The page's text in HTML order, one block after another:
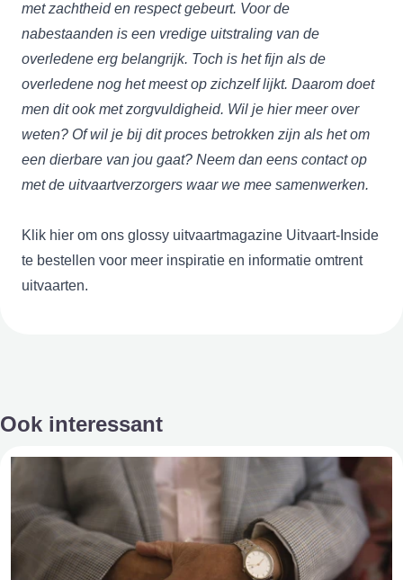
met zachtheid en respect gebeurt. Voor de
nabestaanden is een vredige uitstraling van de
overledene erg belangrijk. Toch is het fijn als de
overledene nog het meest op zichzelf lijkt. Daarom doet
men dit ook met zorgvuldigheid. Wil je hier meer over
weten? Of wil je bij dit proces betrokken zijn als het om
een dierbare van jou gaat? Neem dan eens contact op
met de uitvaartverzorgers waar we mee samenwerken.
Klik hier om ons glossy uitvaartmagazine Uitvaart-Inside
te bestellen voor meer inspiratie en informatie omtrent
uitvaarten.
Ook interessant